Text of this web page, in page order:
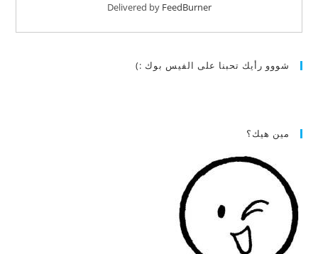
Delivered by FeedBurner
شووو رأيك تحبنا على الفيس بوك :)
مين هيك؟